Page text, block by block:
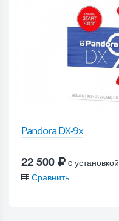
Pandora DX-9x
22 500
c установкой
Сравнить